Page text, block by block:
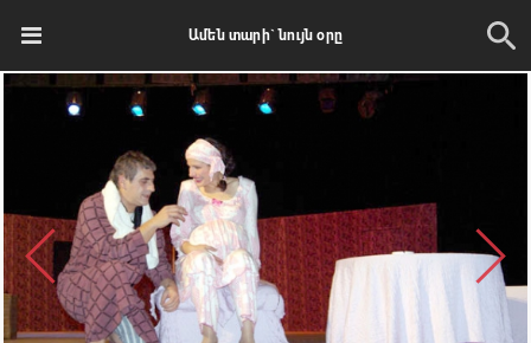
Ամեն տարի` նույն օրը